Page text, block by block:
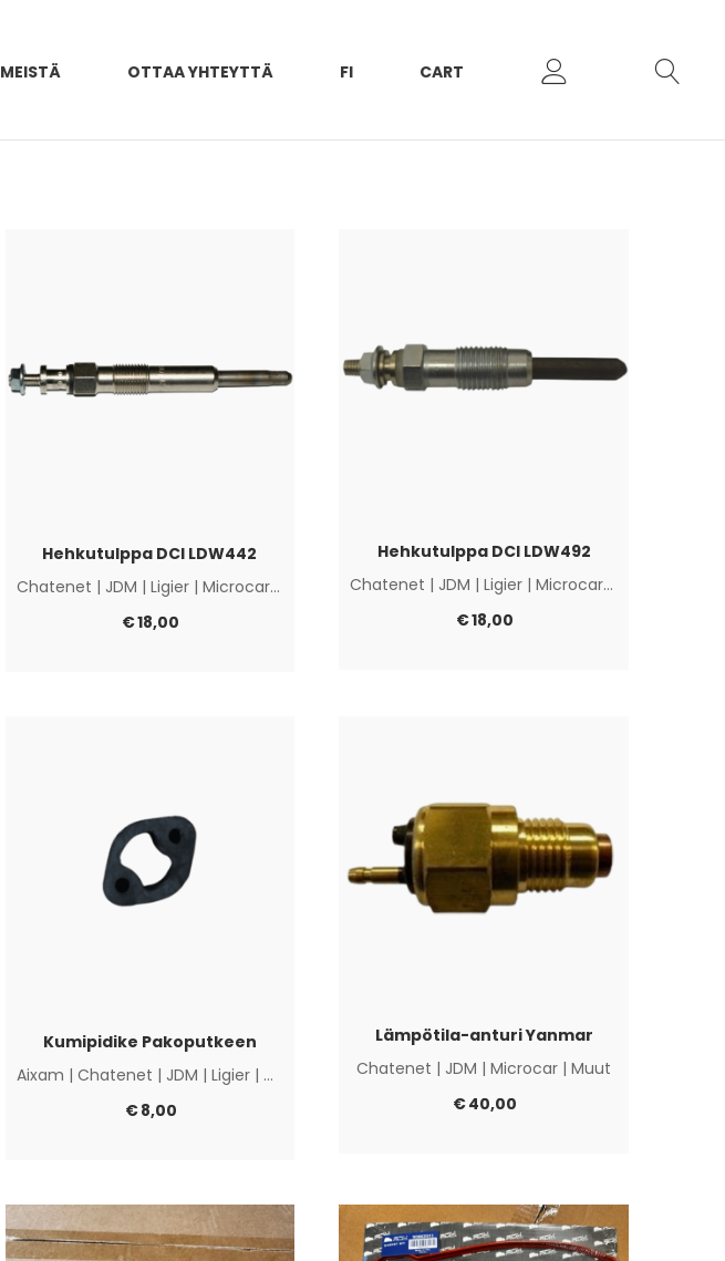
MEISTÄ OTTAA YHTEYTTÄ FI CART
Hehkutulppa DCI LDW442
Chatenet | JDM | Ligier| Microcar|
€18,00
Hehkutulppa DCI LDW492
Chatenet | JDM |Ligier |Microcar|
€18,00
Kumipidike Pakoputkeen
Aixam | Chatenet | JDM | Ligier| Microcar
Muut
€8,00
Lämpötila-anturi Yanmar
Chatenet | JDM |Microcar |Muut
€40,00